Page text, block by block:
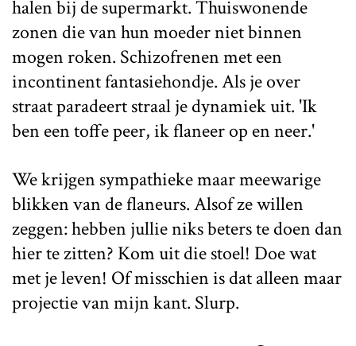
halen bij de supermarkt. Thuiswonende
zonen die van hun moeder niet binnen
mogen roken. Schizofrenen met een
incontinent fantasiehondje. Als je over
straat paradeert straal je dynamiek uit. 'Ik
ben een toffe peer, ik flaneer op en neer.'
We krijgen sympathieke maar meewarige
blikken van de flaneurs. Alsof ze willen
zeggen: hebben jullie niks beters te doen dan
hier te zitten? Kom uit die stoel! Doe wat
met je leven! Of misschien is dat alleen maar
projectie van mijn kant. Slurp.